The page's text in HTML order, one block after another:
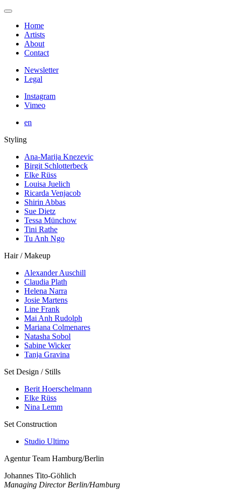
Home
Artists
About
Contact
Newsletter
Legal
Instagram
Vimeo
en
Styling
Ana-Marija Knezevic
Birgit Schlotterbeck
Elke Rüss
Louisa Juelich
Ricarda Venjacob
Shirin Abbas
Sue Dietz
Tessa Münchow
Tini Rathe
Tu Anh Ngo
Hair / Makeup
Alexander Auschill
Claudia Plath
Helena Narra
Josie Martens
Line Frank
Mai Anh Rudolph
Mariana Colmenares
Natasha Sobol
Sabine Wicker
Tanja Gravina
Set Design / Stills
Berit Hoerschelmann
Elke Rüss
Nina Lemm
Set Construction
Studio Ultimo
Agentur Team Hamburg/Berlin
Johannes Tito-Göhlich
Managing Director Berlin/Hamburg